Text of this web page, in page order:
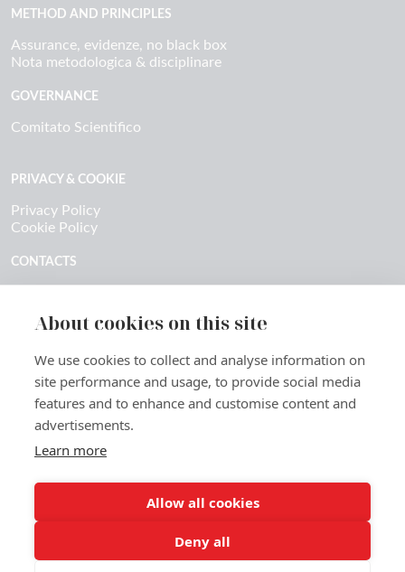
About cookies on this site
We use cookies to collect and analyse information on
site performance and usage, to provide social media
features and to enhance and customise content and
advertisements.
Learn more
Allow all cookies
Deny all
METHOD AND PRINCIPLES
Assurance, evidenze, no black box
Nota metodologica & disciplinare
GOVERNANCE
Comitato Scientifico
PRIVACY & COOKIE
Privacy Policy
Cookie Policy
CONTACTS
2026 PackInPro Foundation – Verifiable ESG impact in
packaging
Transparency = data + processes + industrial auditability